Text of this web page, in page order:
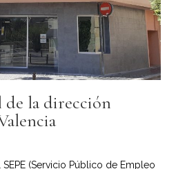
de la dirección
(Servicio Público de Empleo